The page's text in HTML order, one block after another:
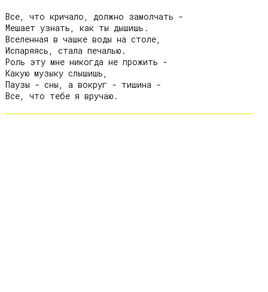
Все, что кричало, должно замолчать -
Мешает узнать, как ты дышишь.
Вселенная в чашке воды на столе,
Испаряясь, стала печалью.
Роль эту мне никогда не прожить -
Какую музыку слышишь,
Паузы - сны, а вокруг - тишина -